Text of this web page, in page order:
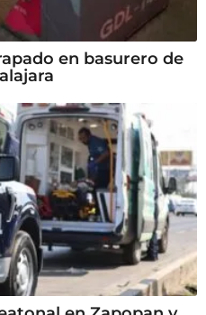
en basurero de